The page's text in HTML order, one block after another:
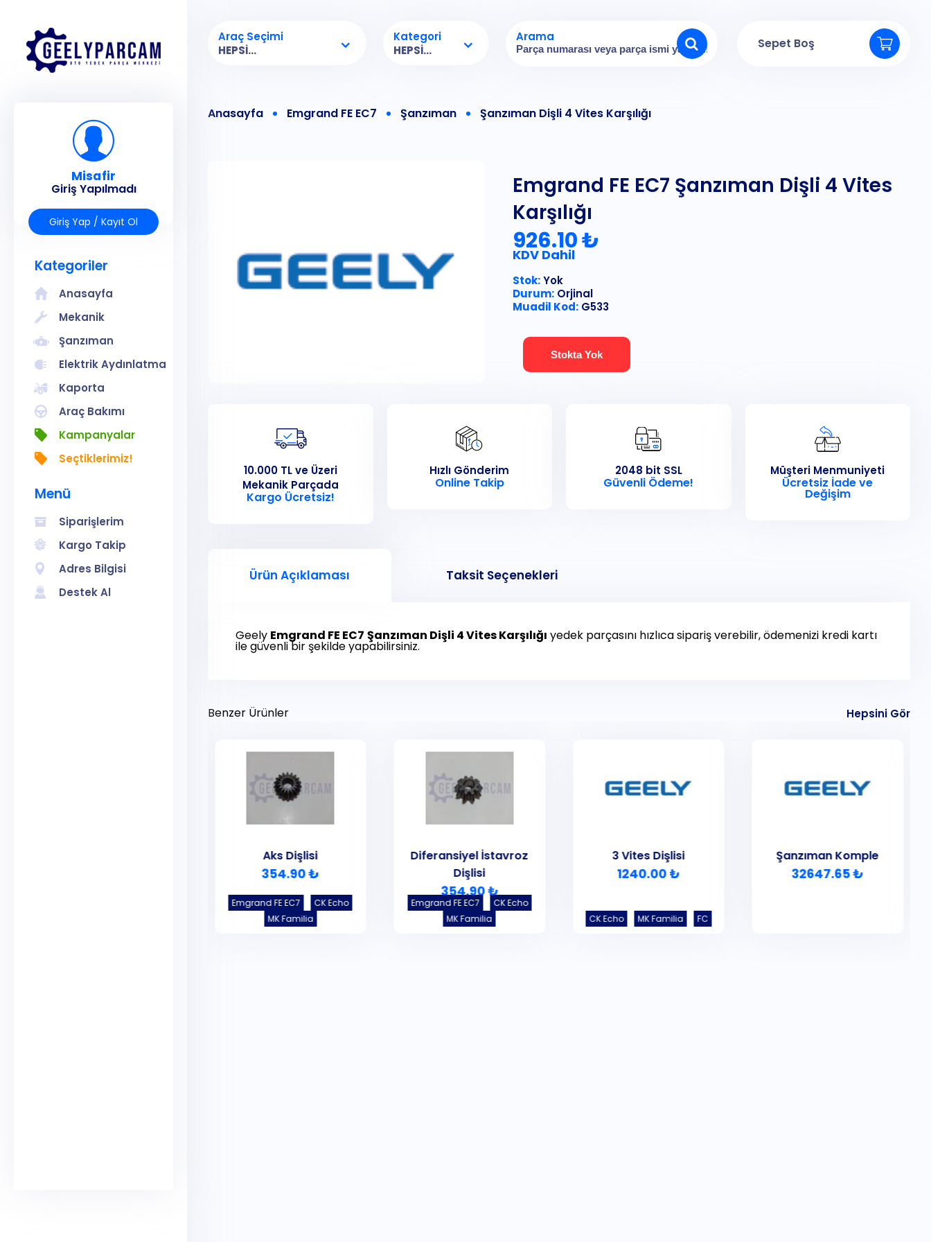
Misafir
Giriş Yapılmadı
Giriş Yap / Kayıt Ol
Kategoriler
Anasayfa
Mekanik
Şanzıman
Elektrik Aydınlatma
Kaporta
Araç Bakımı
Kampanyalar
Seçtiklerimiz!
Menü
Siparişlerim
Kargo Takip
Adres Bilgisi
Destek Al
Araç Seçimi
HEPSI...
Kategori
HEPSI...
Arama Sepet Boş
Anasayfa Emgrand FE EC7 Şanzıman Şanzıman Dişli 4 Vites Karşılığı
Emgrand FE EC7 Şanzıman Dişli 4 Vites
Karşılığı
926.10 ₺
KDV Dahil
Stok:Yok
Durum: Orjinal
Muadil Kod: G533
Stokta Yok
10.000 TL ve Üzeri
Mekanik Parçada
Kargo Ücretsiz!
Hızlı Gönderim
Online Takip
2048 bit SSL
Güvenli Ödeme!
Müşteri Menmuniyeti
Ücretsiz İade ve
Değişim
Ürün Açıklaması Taksit Seçenekleri
Geely Emgrand FE EC7 Şanzıman Dişli 4 Vites Karşılığı yedek parçasını hızlıca sipariş verebilir, ödemenizi kredi kartı
ile güvenli bir şekilde yapabilirsiniz.
Benzer Ürünler Hepsini Gör
Emgrand FE EC7
CK Echo
MK Familia
Aks Dişlisi
354.90 ₺
Emgrand FE EC7
CK Echo
MK Familia
Diferansiyel İstavroz
Dişlisi
354.90 ₺
CK Echo MK Familia FC
3 Vites Dişlisi
1240.00 ₺
Şanzıman Komple
32647.65 ₺